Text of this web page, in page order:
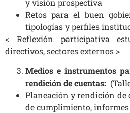
y visión prospectiva
Retos para el buen
tipologías y perfiles
< Reflexión participativa
directivos, sectores externos >
Medios e instrumentos
rendición de cuentas:
Planeación y rendición de
de cumplimiento,